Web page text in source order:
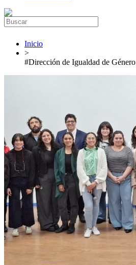
Inicio
>
#Dirección de Igualdad de Género